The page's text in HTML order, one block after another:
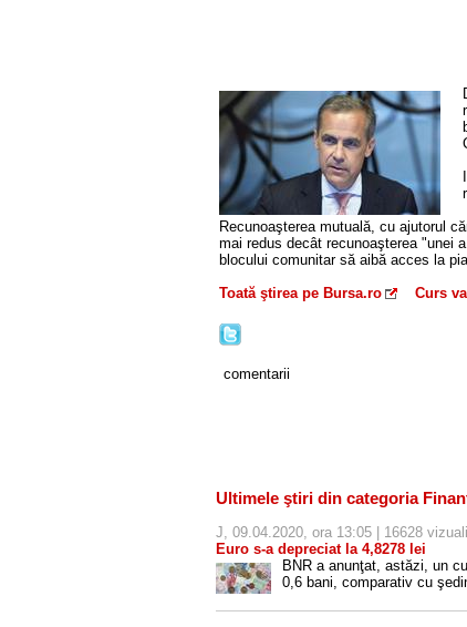
Recunoaşterea mutuală, cu ajutorul
mai redus decât recunoaşterea "unei
blocului comunitar să aibă acces la
Toată ştirea pe Bursa.ro
Curs
comentarii
Ultimele ştiri din categoria
J, 09.04.2020, ora 13:05 | 16628
Euro s-a depreciat la 4,8278 lei
BNR a anunţat, astăzi, un
0,6 bani, comparativ cu